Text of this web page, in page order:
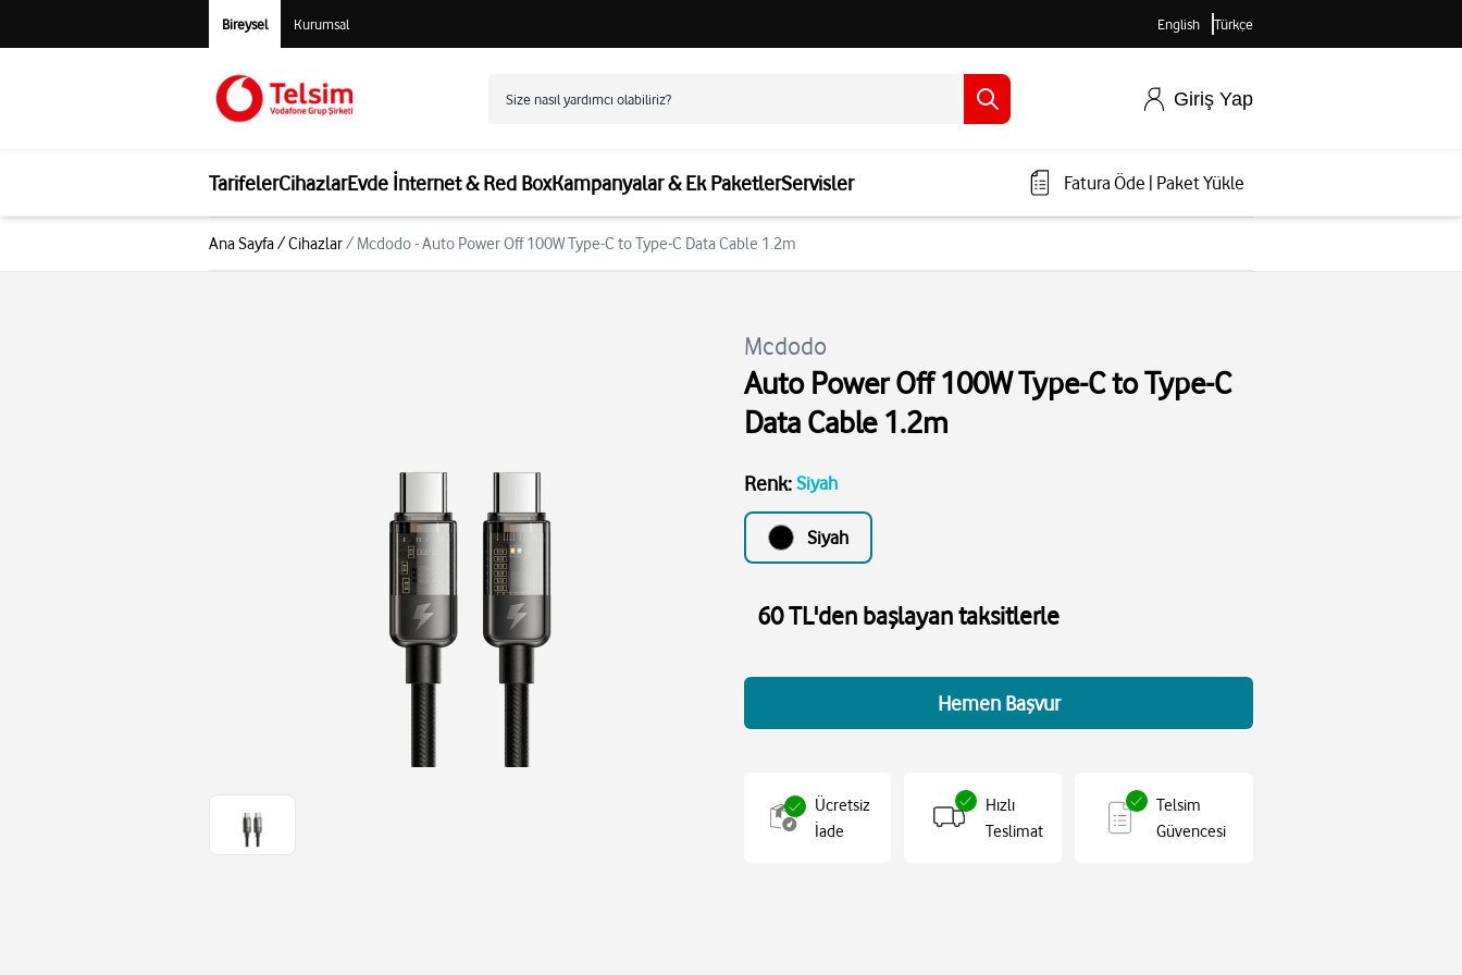
Bireysel Kurumsal English Türkçe
Giriş Yap
TarifelerCihazlarEvde İnternet & Red BoxKampanyalar & Ek PaketlerServisler Fatura Öde Paket Yükle
Ana Sayfa/Cihazlar/ Mcdodo - Auto Power Off 100W Type-C to Type-C Data Cable 1.2m
Mcdodo
Auto Power Off 100W Type-C to Type-C
Data Cable 1.2m
Renk: Siyah
Siyah
60 TL'den başlayan taksitlerle
Hemen Başvur
Ücretsiz
İade
Hızlı
Teslimat
Telsim
Güvencesi